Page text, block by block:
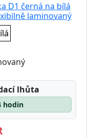
D1 černá na bílá
laminovaný
lhůta
hodin